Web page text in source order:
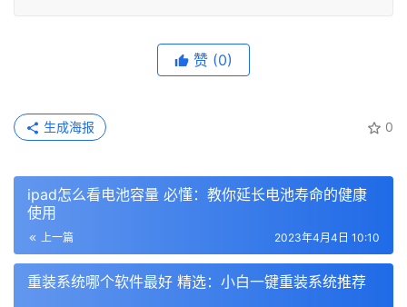
赞 (0)
0
生成海报
ipad怎么看电池容量 必懂：教你延长电池寿命的健康
使用
上一篇 2023年4月4日 10:10
重装系统哪个软件最好 精选：小白一键重装系统推荐